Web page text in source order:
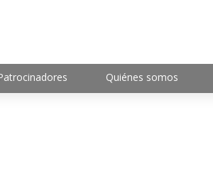
Quiénes somos